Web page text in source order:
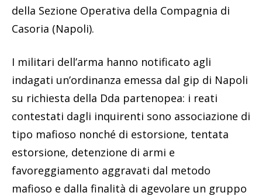
della Sezione Operativa della Compagnia di
Casoria (Napoli).
I militari dell’arma hanno notificato agli
indagati un’ordinanza emessa dal gip di Napoli
su richiesta della Dda partenopea: i reati
contestati dagli inquirenti sono associazione di
tipo mafioso nonché di estorsione, tentata
estorsione, detenzione di armi e
favoreggiamento aggravati dal metodo
mafioso e dalla finalità di agevolare un gruppo